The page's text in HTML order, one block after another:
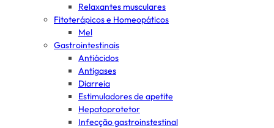
Relaxantes musculares
Fitoterápicos e Homeopáticos
Mel
Gastrointestinais
Antiácidos
Antigases
Diarreia
Estimuladores de apetite
Hepatoprotetor
Infecção gastroinstestinal